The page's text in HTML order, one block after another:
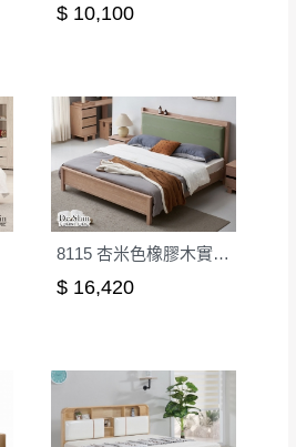
$ 10,100
8115 杏米色橡膠木實木5尺雙人床│床架
$ 16,420